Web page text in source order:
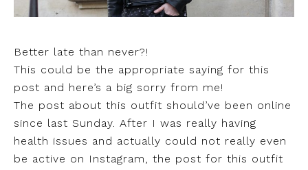
Better late than never?!
This could be the appropriate saying for this
post and here’s a big sorry from me!
The post about this outfit should’ve been online
since last Sunday. After I was really having
health issues and actually could not really even
be active on Instagram, the post for this outfit